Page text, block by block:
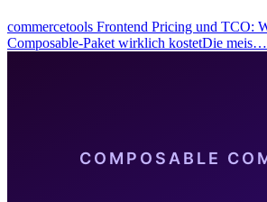
commercetools Frontend Pricing und TCO:
Composable-Paket wirklich kostetDie meis…